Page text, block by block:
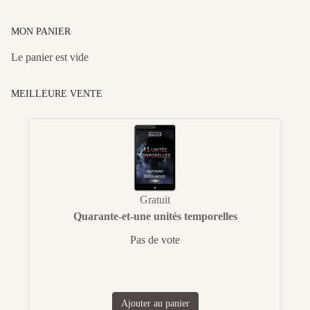
MON PANIER
Le panier est vide
MEILLEURE VENTE
Gratuit
Quarante-et-une unités temporelles
Pas de vote
Ajouter au panier